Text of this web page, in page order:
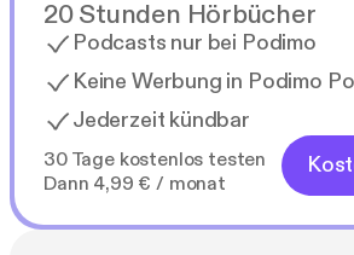
20 Stunden Hörbücher
Podcasts nur bei Podimo
Keine Werbung in Podimo
Jederzeit kündbar
30 Tage kostenlos testen
Dann 4,99 € / monat